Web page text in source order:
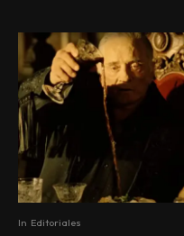
In Editoriales